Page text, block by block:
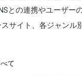
との連携やユーザ
サイト、各ジャン
て